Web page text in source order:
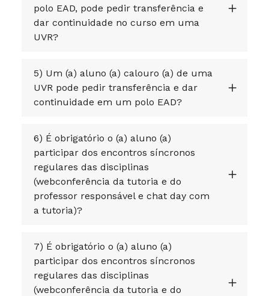
polo EAD, pode pedir transferência e
dar continuidade no curso em uma
UVR?
5) Um (a) aluno (a) calouro (a) de uma
UVR pode pedir transferência e dar
continuidade em um polo EAD?
6) É obrigatório o (a) aluno (a)
participar dos encontros síncronos
regulares das disciplinas
(webconferência da tutoria e do
professor responsável e chat day com
a tutoria)?
7) É obrigatório o (a) aluno (a)
participar dos encontros síncronos
regulares das disciplinas
(webconferência da tutoria e do